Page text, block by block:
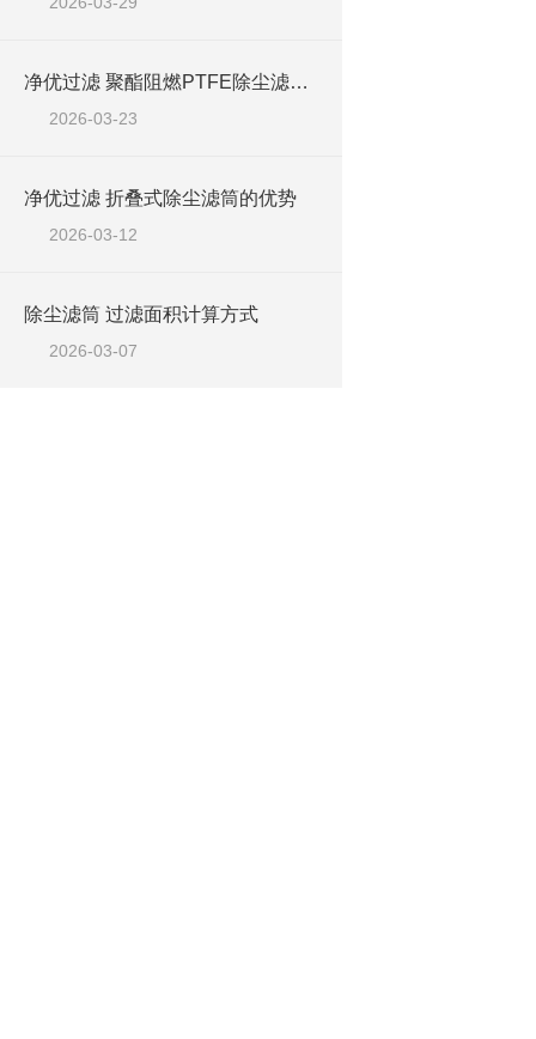
净优过滤 聚酯阻燃PTFE除尘滤筒优势
2026-03-23
净优过滤 折叠式除尘滤筒的优势
2026-03-12
除尘滤筒 过滤面积计算方式
2026-03-07